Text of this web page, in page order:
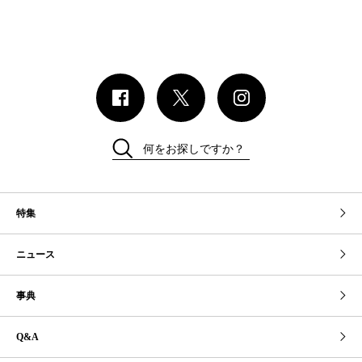
特集
ニュース
事典
Q&A
何をお探しですか？